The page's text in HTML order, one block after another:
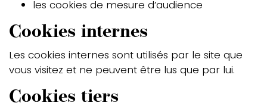
les cookies de mesure d’audience
Cookies internes
Les cookies internes sont utilisés par le site que
vous visitez et ne peuvent être lus que par lui.
Cookies tiers